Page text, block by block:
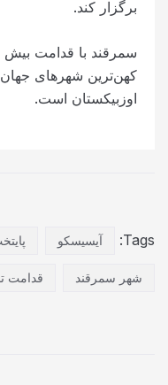
برگزار کند.
کهن‌ترین شهرهای
اوزبیکستان است.
Tags: آیسیسکو
شهر سمرقند قدامت